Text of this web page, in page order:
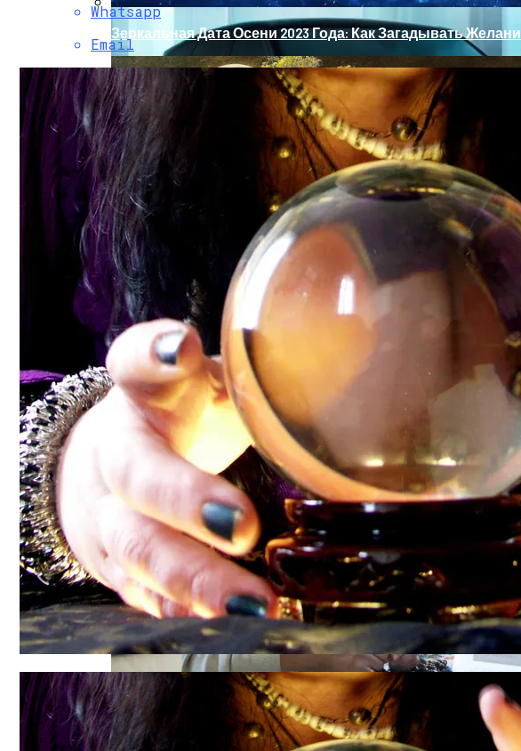
Обновление Для Range Rover Velar: «умные» Фары, Новый
Электромобиль Xiaomi: Внешность Уже Известна, Имя –
Зеркальная Дата Осени 2023 Года: Как Загадывать
Что Принесет Первое Осеннее Полнолуние 29
Путь Очищения Кармы: Астролог Александр Зараев Дал
Whatsapp
Email